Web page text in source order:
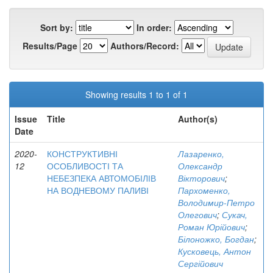
Sort by:
In order:
Results/Page
Authors/Record:
Showing results 1 to 1 of 1
Issue
Date
Title Author(s)
2020-
12
КОНСТРУКТИВНІ
ОСОБЛИВОСТІ ТА
НЕБЕЗПЕКА АВТОМОБІЛІВ
НА ВОДНЕВОМУ ПАЛИВІ
Лазаренко,
Олександр
Вікторович;
Пархоменко,
Володимир-Петро
Олегович; Сукач,
Роман Юрійович;
Білоножко, Богдан;
Кусковець, Антон
Сергійович